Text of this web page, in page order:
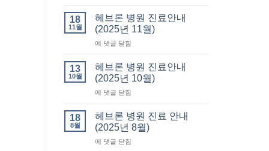
요
서
류
발
사
회
회
비
부
(회
계
부)
회
계
혜
18
11월
헤브론 병원 진료안내
(2025년 11월)
헤
론
병
원
진
안
내
(2025
년
에 댓글 닫힘
13
10월
헤브론 병원 진료안내
(2025년 10월)
헤
론
병
원
진
에 댓글 닫힘
18
8월
헤브론 병원 진료 안내
(2025년 8월)
헤
에 댓글 닫힘